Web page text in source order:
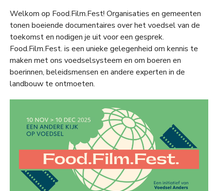
Welkom op Food.Film.Fest! Organisaties en gemeenten
tonen boeiende documentaires over het voedsel van de
toekomst en nodigen je uit voor een gesprek.
Food.Film.Fest. is een unieke gelegenheid om kennis te
maken met ons voedselsysteem en om boeren en
boerinnen, beleidsmensen en andere experten in de
landbouw te ontmoeten.